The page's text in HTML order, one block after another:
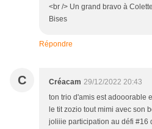
<br /> Un grand bravo à
Bises
Répondre
C Créacam 29/12/2022 20:43
ton trio d'amis est adooorable
le tit zozio tout mimi avec son
joliiie participation au défi #16